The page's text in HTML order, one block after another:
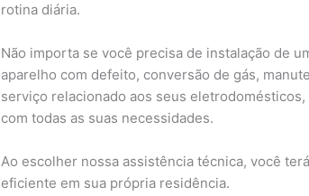
rotina diária.
Não importa se você precisa de instalação de
aparelho com defeito, conversão de gás,
serviço relacionado aos seus
com todas as suas necessidades.
Ao escolher nossa assistência técnica, você
eficiente em sua própria residência.